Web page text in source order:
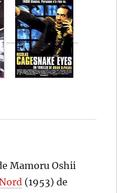
Mamoru Oshii
(1953) de